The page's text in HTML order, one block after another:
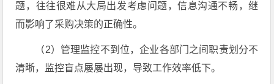
题，往往很难从大局出发考虑问题，信息沟通不畅，继
而影响了采购决策的正确性。
（2）管理监控不到位，企业各部门之间职责划分不
清晰，监控盲点屡屡出现，导致工作效率低下。